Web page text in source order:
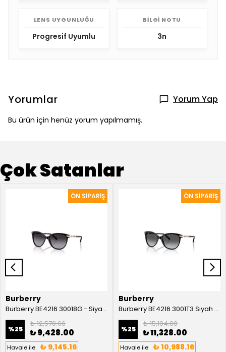
LENS UYGUNLUĞU
Progresif Uyumlu
BILGI NOTU
3n
Yorumlar Yorum Yap
Bu ürün için henüz yorum yapılmamış.
Çok Satanlar
Burberry
Burberry BE4216 30018G - Siyah Kadın Güneş Gözlüğü
%25
₺ 12,570.66
₺ 9,428.00
Havale ile ₺ 9,145.16
Burberry
Burberry BE4216 3001T3 Siyah Kadın Güneş Gözlüğü
%25
₺ 15,104.00
₺ 11,328.00
Havale ile ₺ 10,988.16